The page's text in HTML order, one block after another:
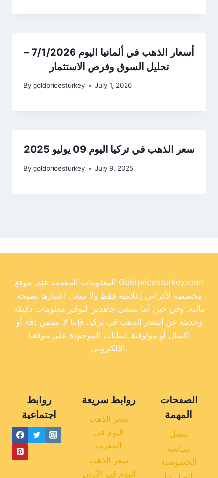
أسعار الذهب في ألمانيا اليوم 7/1/2026 –
تحليل السوق وفرص الاستثمار
By goldpricesturkey July 1, 2026
سعر الذهب في تركيا اليوم 09 يوليو 2025
By goldpricesturkey July 9, 2025
المعلومات المقدمة على موقع Goldpricesturkey.com
مخصصة لأغراض إعلامية فقط ولا ينبغي اعتبارها نصيحة
مالية. وفي حين أننا نسعى جاهدين لتوفير معلومات دقيقة
وحديثة عن أسعار الذهب في تركيا، فإننا لا نضمن دقة أو
اكتمال أو موثوقية البيانات الموجودة على موقعنا
الإلكتروني.
روابط
اجتماعية
روابط سريعة
سعر الذهب
اليوم في
المغرب
سعر الذهب
اليوم في الأردن
الصفحات
المهمة
تنصل
سياسة
الخصوصية